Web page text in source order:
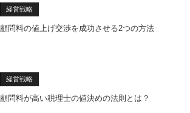
経営戦略
顧問料の値上げ交渉を成功させる2つの方法
経営戦略
顧問料が高い税理士の値決めの法則とは？